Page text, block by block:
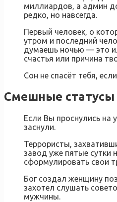
миллиардов, а админ
редко, но навсегда.
Первый человек, о
утром и последний
думаешь ночью — это
счастья или причина
Сон не спасёт тебя,
Смешные
Если Вы проснулись на
заснули.
Террористы,
завод уже пятые сутки
сформулировать свои
Бог создал женщину
захотел слушать
мужчины.